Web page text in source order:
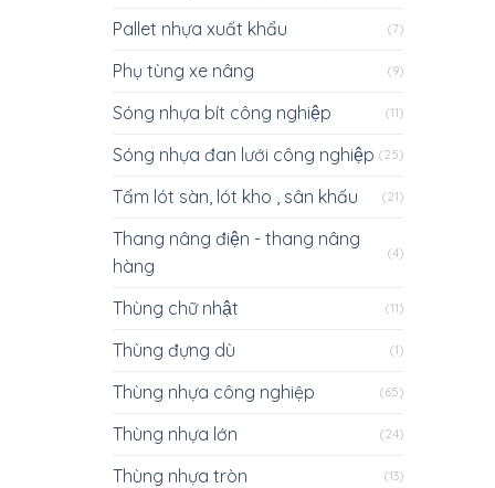
Pallet nhựa xuất khẩu (7)
Phụ tùng xe nâng (9)
Sóng nhựa bít công nghiệp (11)
Sóng nhựa đan lưới công nghiệp (25)
Tấm lót sàn, lót kho , sân khấu (21)
Thang nâng điện - thang nâng
hàng
(4)
Thùng chữ nhật (11)
Thùng đựng dù (1)
Thùng nhựa công nghiệp (65)
Thùng nhựa lớn (24)
Thùng nhựa tròn (13)